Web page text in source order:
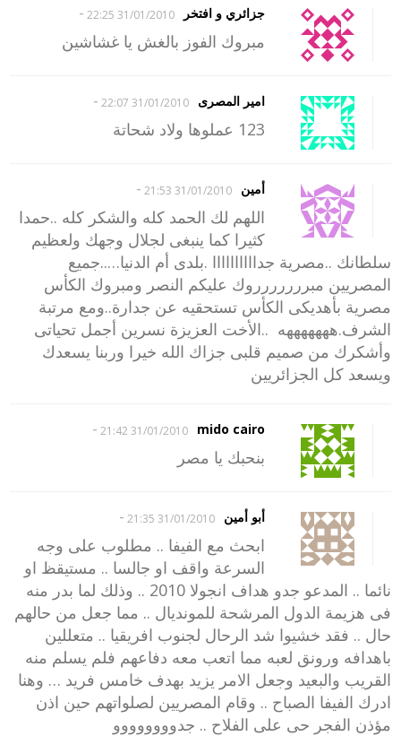
جزائري و افتخر 31/01/2010 22:25
-
مبروك الفوز بالغش يا غشاشين
امير المصرى 31/01/2010 22:07
-
123 عملوها ولاد شحاتة
أمين 31/01/2010 21:53
-
اللهم لك الحمد كله والشكر كله ..حمدا
كثيرا كما ينبغى لجلال وجهك ولعظيم
سلطانك ..مصرية جداااااااااا .بلدى أم الدنيا…..جميع
المصريين مبررررررروك عليكم النصر ومبروك الكأس
مصرية بأهديكى الكأس تستحقيه عن جدارة..ومع مرتبة
الشرف.هههههههه ..الأخت العزيزة نسرين أجمل تحياتى
وأشكرك من صميم قلبى جزاك الله خيرا وربنا يسعدك
ويسعد كل الجزائريين
mido cairo
31/01/2010 21:42
-
بنحبك يا مصر
أبو أمين 31/01/2010 21:35
-
ابحث مع الفيفا .. مطلوب على وجه
السرعة واقف او جالسا .. مستيقظ او
نائما .. المدعو جدو هداف انجولا 2010 .. وذلك لما بدر منه
فى هزيمة الدول المرشحة للمونديال .. مما جعل من حالهم
حال .. فقد خشيوا شد الرحال لجنوب افريقيا .. متعللين
باهدافه ورونق لعبه مما اتعب معه دفاعهم فلم يسلم منه
القريب والبعيد وجعل الامر يزيد بهدف خامس فريد … وهنا
ادرك الفيفا الصباح .. وقام المصريين لصلواتهم حين اذن
مؤذن الفجر حى على الفلاح .. جدوووووووو